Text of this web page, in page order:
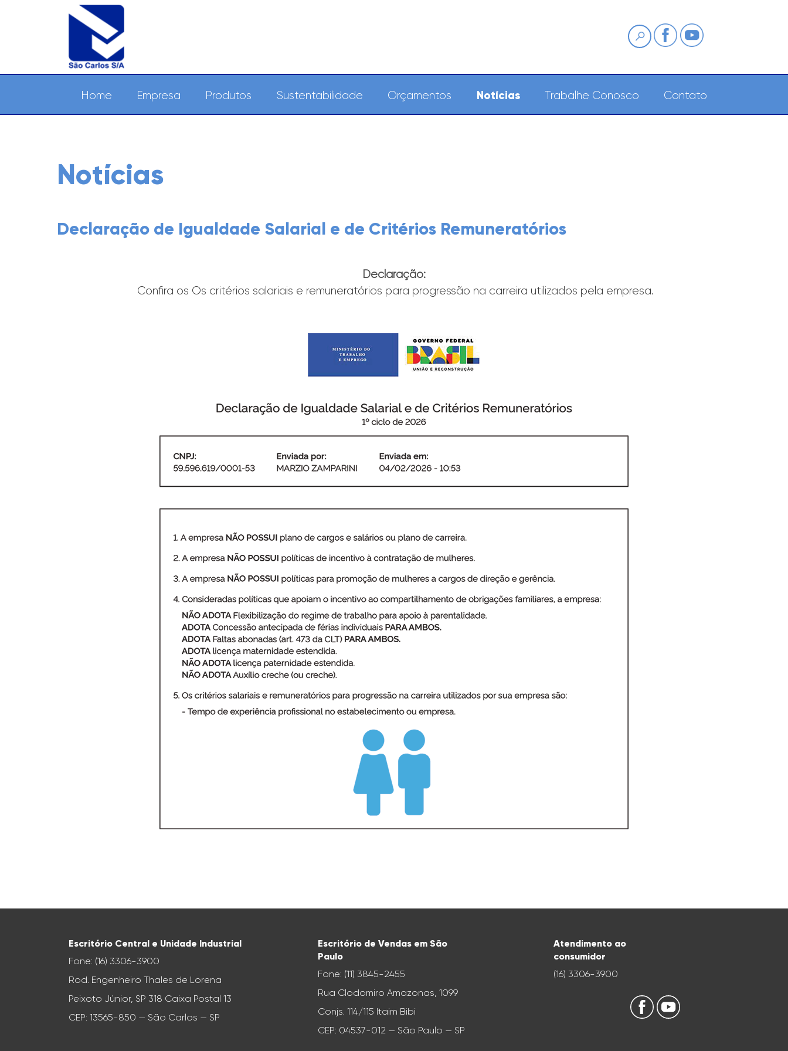
Pesquisa
Home Empresa Produtos Sustentabilidade Orçamentos Notícias Trabalhe Conosco Contato
Notícias
Declaração de Igualdade Salarial e de Critérios Remuneratórios
Declaração:
Confira os Os critérios salariais e remuneratórios para progressão na carreira utilizados pela empresa.
Escritório Central e Unidade Industrial
Fone: (16) 3306-3900
Rod. Engenheiro Thales de Lorena
Peixoto Júnior, SP 318 Caixa Postal 13
CEP: 13565-850 — São Carlos — SP
Escritório de Vendas em São
Paulo
Fone: (11) 3845-2455
Rua Clodomiro Amazonas, 1099
Conjs. 114/115 Itaim Bibi
CEP: 04537-012 — São Paulo — SP
Atendimento ao
consumidor
(16) 3306-3900